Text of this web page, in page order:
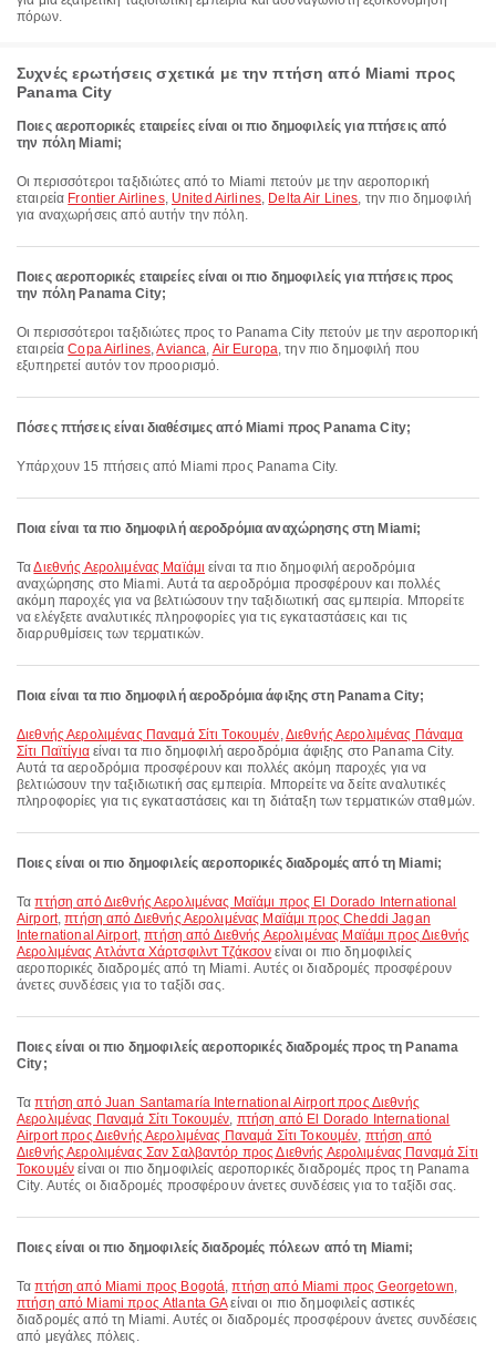
πόρων.
Συχνές ερωτήσεις σχετικά με την πτήση από Miami προς
Panama City
Ποιες αεροπορικές εταιρείες είναι οι πιο δημοφιλείς για πτήσεις από
την πόλη Miami;
Οι περισσότεροι ταξιδιώτες από το Miami πετούν με την αεροπορική
εταιρεία Frontier Airlines, United Airlines, Delta Air Lines, την πιο δημοφιλή
για αναχωρήσεις από αυτήν την πόλη.
Ποιες αεροπορικές εταιρείες είναι οι πιο δημοφιλείς για πτήσεις προς
την πόλη Panama City;
Οι περισσότεροι ταξιδιώτες προς το Panama City πετούν με την αεροπορική
εταιρείαCopa Airlines,Avianca, Air Europa, την πιο δημοφιλή που
εξυπηρετεί αυτόν τον προορισμό.
Πόσες πτήσεις είναι διαθέσιμες από Miami προς Panama City;
Υπάρχουν 15 πτήσεις από Miami προς Panama City.
Ποια είναι τα πιο δημοφιλή αεροδρόμια αναχώρησης στη Miami;
ΤαΔιεθνής Αερολιμένας Μαϊάμι είναι τα πιο δημοφιλή αεροδρόμια
αναχώρησης στο Miami. Αυτά τα αεροδρόμια προσφέρουν και πολλές
ακόμη παροχές για να βελτιώσουν την ταξιδιωτική σας εμπειρία. Μπορείτε
να ελέγξετε αναλυτικές πληροφορίες για τις εγκαταστάσεις και τις
διαρρυθμίσεις των τερματικών.
Ποια είναι τα πιο δημοφιλή αεροδρόμια άφιξης στη Panama City;
Διεθνής Αερολιμένας Παναμά Σίτι Τοκουμέν,Διεθνής Αερολιμένας Πάναμα
Σίτι Παϊτίγιαείναι τα πιο δημοφιλή αεροδρόμια άφιξης στο Panama City.
Αυτά τα αεροδρόμια προσφέρουν και πολλές ακόμη παροχές για να
βελτιώσουν την ταξιδιωτική σας εμπειρία. Μπορείτε να δείτε αναλυτικές
πληροφορίες για τις εγκαταστάσεις και τη διάταξη των τερματικών σταθμών.
Ποιες είναι οι πιο δημοφιλείς αεροπορικές διαδρομές από τη Miami;
Ταπτήση από Διεθνής Αερολιμένας Μαϊάμι προς El Dorado International
Airport,πτήση από Διεθνής Αερολιμένας Μαϊάμι προς Cheddi Jagan
International Airport,πτήση από Διεθνής Αερολιμένας Μαϊάμι προς Διεθνής
Αερολιμένας Ατλάντα Χάρτσφιλντ Τζάκσον είναι οι πιο δημοφιλείς
αεροπορικές διαδρομές από τη Miami. Αυτές οι διαδρομές προσφέρουν
άνετες συνδέσεις για το ταξίδι σας.
Ποιες είναι οι πιο δημοφιλείς αεροπορικές διαδρομές προς τη Panama
City;
Ταπτήση από Juan Santamaría International Airport προς Διεθνής
Αερολιμένας Παναμά Σίτι Τοκουμέν, πτήση από El Dorado International
Airport προς Διεθνής Αερολιμένας Παναμά Σίτι Τοκουμέν, πτήση από
Διεθνής Αερολιμένας Σαν Σαλβαντόρ προς Διεθνής Αερολιμένας Παναμά Σίτι
Τοκουμέν είναι οι πιο δημοφιλείς αεροπορικές διαδρομές προς τη Panama
City. Αυτές οι διαδρομές προσφέρουν άνετες συνδέσεις για το ταξίδι σας.
Ποιες είναι οι πιο δημοφιλείς διαδρομές πόλεων από τη Miami;
Ταπτήση από Miami προς Bogotá,πτήση από Miami προς Georgetown,
πτήση από Miami προς Atlanta GAείναι οι πιο δημοφιλείς αστικές
διαδρομές από τη Miami. Αυτές οι διαδρομές προσφέρουν άνετες συνδέσεις
από μεγάλες πόλεις.